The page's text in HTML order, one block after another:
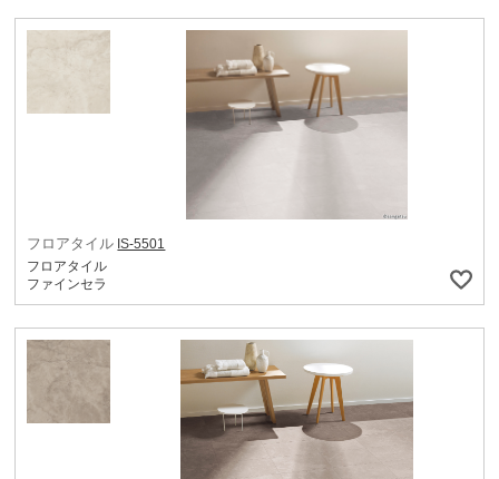
フロアタイル IS-5501
フロアタイル
ファインセラ